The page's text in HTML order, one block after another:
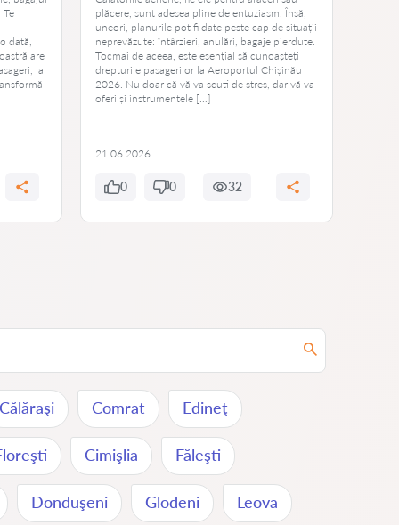
Te
dată,
are
la
plăcere, sunt adesea pline de entuziasm. Însă,
uneori, planurile pot fi date peste cap de situații
neprevăzute: întârzieri, anulări, bagaje pierdute.
Tocmai de aceea, este esențial să cunoașteți
drepturile pasagerilor la Aeroportul Chișinău
2026. Nu doar că vă va scuti de stres, dar vă va
oferi și instrumentele […]
21.06.2026
0 0 32
Călăraşi Comrat Edineţ
Cimişlia Făleşti
Donduşeni Glodeni Leova